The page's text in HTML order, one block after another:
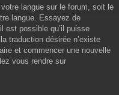
langue sur le forum, soit le
langue. Essayez de
est possible qu’il puisse
traduction désirée n’existe
et commencer une nouvelle
vous rendre sur